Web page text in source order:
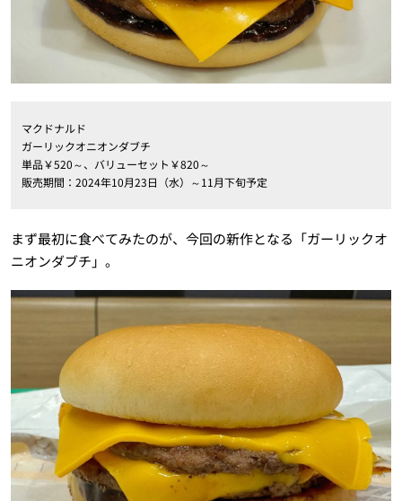
マクドナルド
ガーリックオニオンダブチ
単品￥520～、バリューセット￥820～
販売期間：2024年10月23日（水）～11月下旬予定
まず最初に食べてみたのが、今回の新作となる「ガーリックオ
ニオンダブチ」。